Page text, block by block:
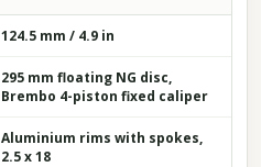
124.5 mm / 4.9 in
295 mm floating NG disc,
Brembo 4-piston fixed caliper
Aluminium rims with spokes,
2.5 x 18